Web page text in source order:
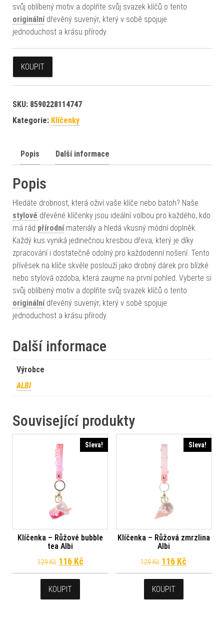
svůj oblíbený motiv a doplňte svůj svazek klíčů o tento
originálnídřevěný suvenýr, který v sobě spojuje
jednoduchost a krásu přírody.
KOUPIT
SKU: 8590228114747
Kategorie: Klíčenky
Popis Další informace
Popis
Hledáte drobnost, která oživí vaše klíče nebo batoh? Naše
stylové dřevěné klíčenky jsou ideální volbou pro každého, kdo
má rád přírodnímateriály a hledá vkusný módní doplněk.
Každý kus vyniká jedinečnou kresbou dřeva, který je díky
zpracování i dostatečně odolný pro každodenní nošení. Tento
přívěsek na klíče skvěle poslouží jako drobný dárek pro blízké
nebo stylová ozdoba, která zaujme na první pohled. Vyberte si
svůj oblíbený motiv a doplňte svůj svazek klíčů o tento
originálnídřevěný suvenýr, který v sobě spojuje
jednoduchost a krásu přírody.
Další informace
Výrobce
ALBI
Související produkty
Sleva!
Klíčenka – Růžové bubble
tea Albi
129Kč Původní cena byla: 129 Kč.
116 KčAktuální cena je: 116 Kč.
KOUPIT
Sleva!
Klíčenka – Růžová zmrzlina
Albi
129Kč Původní cena
116 Kč
KOUPIT